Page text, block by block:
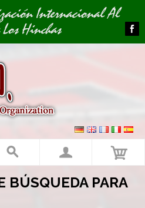
Internacional Al
Hinchas
BÚSQUEDA PARA